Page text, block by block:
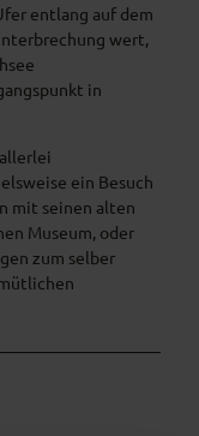
entlang auf dem
wert,
in
ein Besuch
mit seinen alten
Museum, oder
zum selber